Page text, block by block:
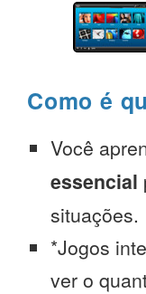
Como é
Você
essencial
situações.
*Jogos
ver o